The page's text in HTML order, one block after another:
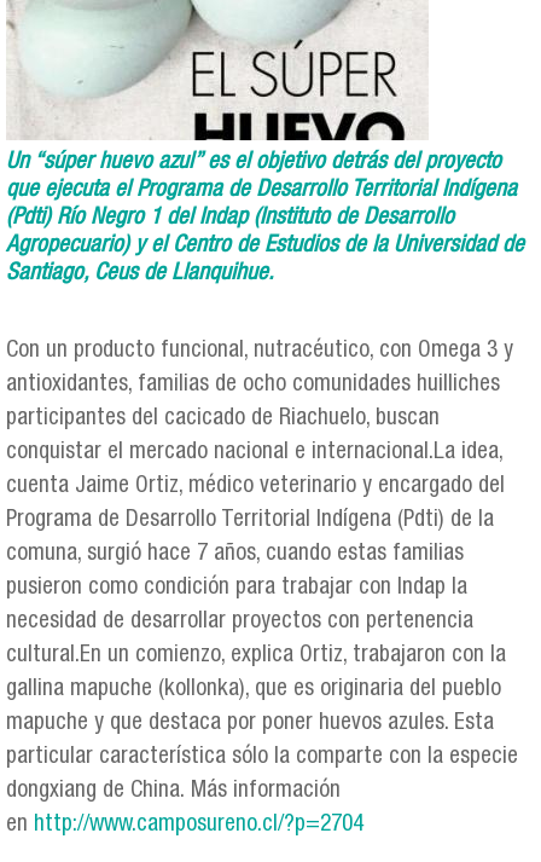
Un “súper huevo azul” es el objetivo detrás del proyecto
que ejecuta el Programa de Desarrollo Territorial Indígena
(Pdti) Río Negro 1 del Indap (Instituto de Desarrollo
Agropecuario) y el Centro de Estudios de la Universidad de
Santiago, Ceus de Llanquihue.
Con un producto funcional, nutracéutico, con Omega 3 y
antioxidantes, familias de ocho comunidades huilliches
participantes del cacicado de Riachuelo, buscan
conquistar el mercado nacional e internacional.La idea,
cuenta Jaime Ortiz, médico veterinario y encargado del
Programa de Desarrollo Territorial Indígena (Pdti) de la
comuna, surgió hace 7 años, cuando estas familias
pusieron como condición para trabajar con Indap la
necesidad de desarrollar proyectos con pertenencia
cultural.En un comienzo, explica Ortiz, trabajaron con la
gallina mapuche (kollonka), que es originaria del pueblo
mapuche y que destaca por poner huevos azules. Esta
particular característica sólo la comparte con la especie
dongxiang de China. Más información
en http://www.camposureno.cl/?p=2704